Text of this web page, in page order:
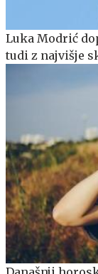
Luka Modrić
tudi z najvišje